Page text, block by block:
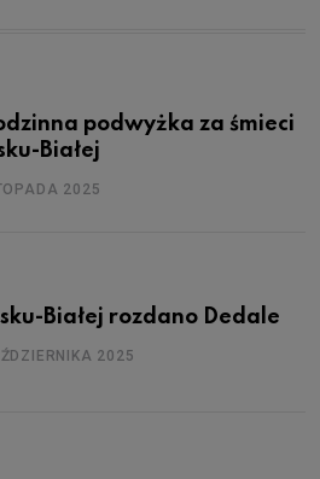
podwyżka za śmieci
Białej
2025
Białej rozdano Dedale
2025